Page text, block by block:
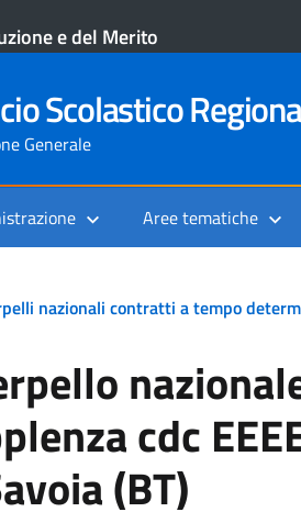
e del Merito
Scolastico
Generale
Aree tematiche
nazionali contratti a tempo
cdc
(BT)